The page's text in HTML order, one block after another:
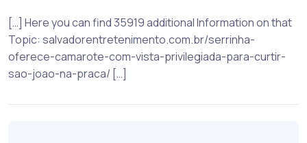
[…] Here you can find 35919 additional Information on that
Topic: salvadorentretenimento.com.br/serrinha-
oferece-camarote-com-vista-privilegiada-para-curtir-
sao-joao-na-praca/ […]